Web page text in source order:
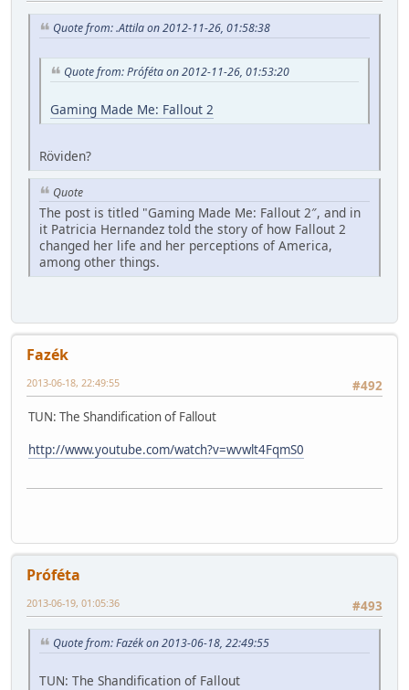
Quote from: .Attila on 2012-11-26, 01:58:38
Quote from: Próféta on 2012-11-26, 01:53:20
Gaming Made Me: Fallout 2
Röviden?
Quote
The post is titled "Gaming Made Me: Fallout 2″, and in
it Patricia Hernandez told the story of how Fallout 2
changed her life and her perceptions of America,
among other things.
Fazék
#492
2013-06-18, 22:49:55
TUN: The Shandification of Fallout
http://www.youtube.com/watch?v=wvwlt4FqmS0
Próféta
#493
2013-06-19, 01:05:36
Quote from: Fazék on 2013-06-18, 22:49:55
TUN: The Shandification of Fallout